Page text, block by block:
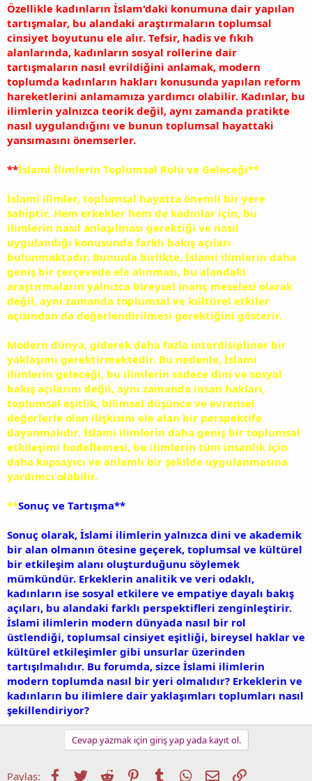
Özellikle kadınların İslam'daki konumuna dair yapılan
tartışmalar, bu alandaki araştırmaların toplumsal
cinsiyet boyutunu ele alır. Tefsir, hadis ve fıkıh
alanlarında, kadınların sosyal rollerine dair
tartışmaların nasıl evrildiğini anlamak, modern
toplumda kadınların hakları konusunda yapılan reform
hareketlerini anlamamıza yardımcı olabilir. Kadınlar, bu
ilimlerin yalnızca teorik değil, aynı zamanda pratikte
nasıl uygulandığını ve bunun toplumsal hayattaki
yansımasını önemserler.
**İslami İlimlerin Toplumsal Rolü ve Geleceği**
İslami ilimler, toplumsal hayatta önemli bir yere
sahiptir. Hem erkekler hem de kadınlar için, bu
ilimlerin nasıl anlaşılması gerektiği ve nasıl
uygulandığı konusunda farklı bakış açıları
bulunmaktadır. Bununla birlikte, İslami ilimlerin daha
geniş bir çerçevede ele alınması, bu alandaki
araştırmaların yalnızca bireysel inanç meselesi olarak
değil, aynı zamanda toplumsal ve kültürel etkiler
açısından da değerlendirilmesi gerektiğini gösterir.
Modern dünya, giderek daha fazla interdisipliner bir
yaklaşımı gerektirmektedir. Bu nedenle, İslami
ilimlerin geleceği, bu ilimlerin sadece dini ve sosyal
bakış açılarını değil, aynı zamanda insan hakları,
toplumsal eşitlik, bilimsel düşünce ve evrensel
değerlerle olan ilişkisini ele alan bir perspektife
dayanmalıdır. İslami ilimlerin daha geniş bir toplumsal
etkileşimi hedeflemesi, bu ilimlerin tüm insanlık için
daha kapsayıcı ve anlamlı bir şekilde uygulanmasına
yardımcı olabilir.
**Sonuç ve Tartışma**
Sonuç olarak, İslami ilimlerin yalnızca dini ve akademik
bir alan olmanın ötesine geçerek, toplumsal ve kültürel
bir etkileşim alanı oluşturduğunu söylemek
mümkündür. Erkeklerin analitik ve veri odaklı,
kadınların ise sosyal etkilere ve empatiye dayalı bakış
açıları, bu alandaki farklı perspektifleri zenginleştirir.
İslami ilimlerin modern dünyada nasıl bir rol
üstlendiği, toplumsal cinsiyet eşitliği, bireysel haklar ve
kültürel etkileşimler gibi unsurlar üzerinden
tartışılmalıdır. Bu forumda, sizce İslami ilimlerin
modern toplumda nasıl bir yeri olmalıdır? Erkeklerin ve
kadınların bu ilimlere dair yaklaşımları toplumları nasıl
şekillendiriyor?
Cevap yazmak için giriş yap yada kayıt ol.
Paylaş: Facebook
TwitterReddit PinterestTumblrWhatsApp
E-postaLink